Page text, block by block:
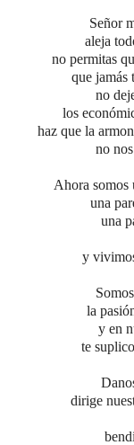
Señor
aleja
no permitas
que jamás
no
los
haz que la
no
Ahora somos
una
una
y
la
y en
te
dirige